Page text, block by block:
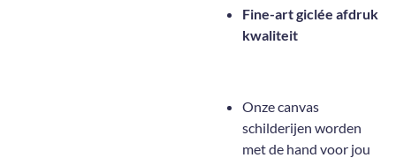
Fine-art giclée afdruk
kwaliteit
Onze canvas
schilderijen worden
met de hand voor jou